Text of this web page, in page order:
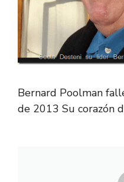
Bernard Poolman
de 2013 Su corazón